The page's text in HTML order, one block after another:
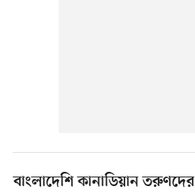
বাংলাদেশি কানাডিয়ান তরুণদের